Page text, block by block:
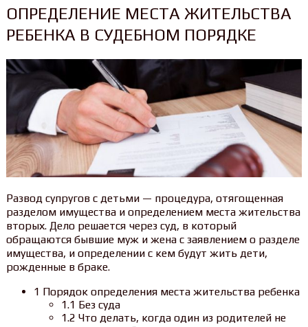
ОПРЕДЕЛЕНИЕ МЕСТА ЖИТЕЛЬСТВА
РЕБЕНКА В СУДЕБНОМ ПОРЯДКЕ
Развод супругов с детьми — процедура, отягощенная
разделом имущества и определением места жительства
вторых. Дело решается через суд, в который
обращаются бывшие муж и жена с заявлением о разделе
имущества, и определении с кем будут жить дети,
рожденные в браке.
1 Порядок определения места жительства ребенка
1.1 Без суда
1.2 Что делать, когда один из родителей не